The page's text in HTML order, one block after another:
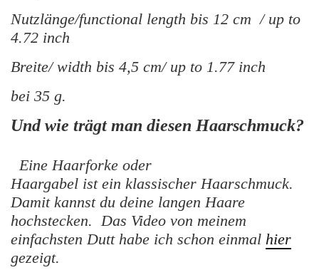
Nutzlänge/functional length bis 12 cm / up to
4.72 inch
Breite/ width bis 4,5 cm/ up to 1.77 inch
bei 35 g.
Und wie trägt man diesen Haarschmuck?
Eine Haarforke oder
Haargabel ist ein klassischer Haarschmuck.
Damit kannst du deine langen Haare
hochstecken. Das Video von meinem
einfachsten Dutt habe ich schon einmal hier
gezeigt.